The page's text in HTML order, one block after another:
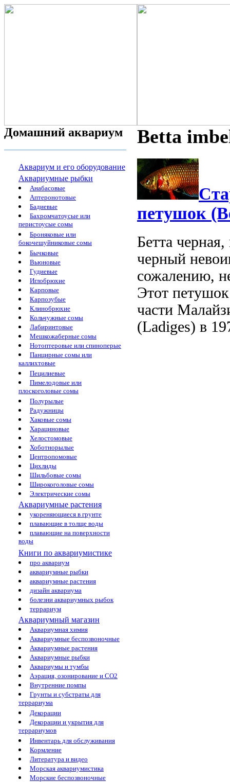
Домашний аквариум
Аквариум и его оборудование
Аквариумные рыбки
Анабасовые
Аптеронотовые
Бадиевые
Бахромчатоусые или
перистоусые сомы
Броняковые или
бокочешуйниковые сомы
Бычковые
Вьюновые
Гудиевые
Иглобрюхие
Карповые
Карпозубые
Клинобрюхие
Кольчужные сомы
Лабиринтовые
Мешкожаберные сомы
Нотоптеровые или спиноперые
Панцирные сомы или
каллихтовые
Пецилиевые
Пимелодовые или
плоскоголовые сомы
Полурылые
Радужницы
Хаковые сомы
Харациновые
Хелостомовые
Хоботнорылые
Центропомовые
Цихлиды
Шильбовые сомы
Широкоголовые сомы
Электрические сомы
Аквариумные растения
укореняющиеся в грунте
плавающие в толще воды
плавающие на поверхности
воды
Книги по аквариумистике
про аквариум
аквариумные рыбки
аквариумные растения
дизайн аквариума
болезни аквариумных рыбок
террариум
Аквариумный магазин
Аквариумная химия
Аквариумные беспозвоночные
Аквариумные растения
Аквариумные рыбки
Аквариумы и тумбы
Аэрация, озонирование и CO2
Внутренние помпы
Грунты и субстраты для
террариума
Декорации
Декорации и укрытия для
террариумов
Инвентарь для обслуживания
Кормление
Литература и видео
Морская аквариумистика
Морские беспозвоночные
Betta
петушок
Бетта
черный
сожалению,
Этот
части
(Ladiges) в